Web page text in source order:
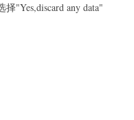
"Yes,discard any data"